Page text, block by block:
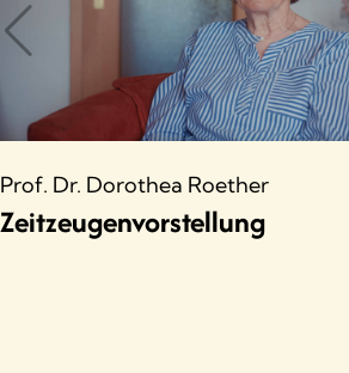
Prof. Dr. Dorothea Roether
Zeitzeugenvorstellung